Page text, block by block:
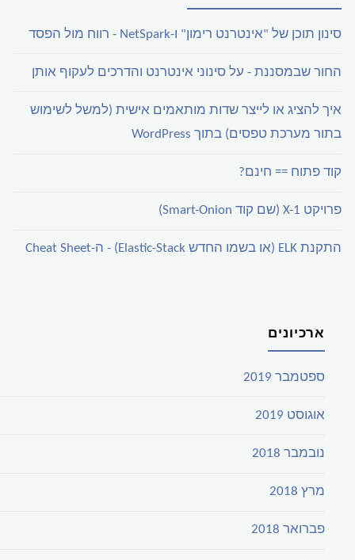
סינון תוכן של "אינטרנט רימון" ו-NetSpark - רווח מול הפסד
החור שבמסננת - על סינוני אינטרנט והדרכים לעקוף אותן
איך להציג או לייצר שדות מותאמים אישית (למשל לשימוש
בתור מערכת טפסים) בתוך WordPress
קוד פתוח == חינם?
פרויקט X-1 (שם קוד Smart-Onion)
התקנת ELK (או בשמו החדש Elastic-Stack) - ה-Cheat Sheet
ארכיונים
ספטמבר 2019
אוגוסט 2019
נובמבר 2018
מרץ 2018
פברואר 2018